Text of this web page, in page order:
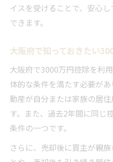
イスを受けることで、安心
できます。
大阪府で知っておきたい
大阪府で3000万円控除を利
体的な条件を満たす必要が
動産が自分または家族の居
す。また、過去2年間に同じ
条件の一つです。
さらに、売却後に買主が親